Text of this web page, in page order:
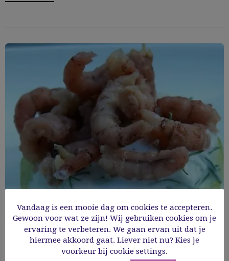
Aperitiefhapje met komkommer met
tzatziki en grijze garnaal
Vandaag is een mooie dag om cookies te accepteren.
Gewoon voor wat ze zijn! Wij gebruiken cookies om je
ervaring te verbeteren. We gaan ervan uit dat je
hiermee akkoord gaat. Liever niet nu? Kies je
voorkeur bij cookie settings.